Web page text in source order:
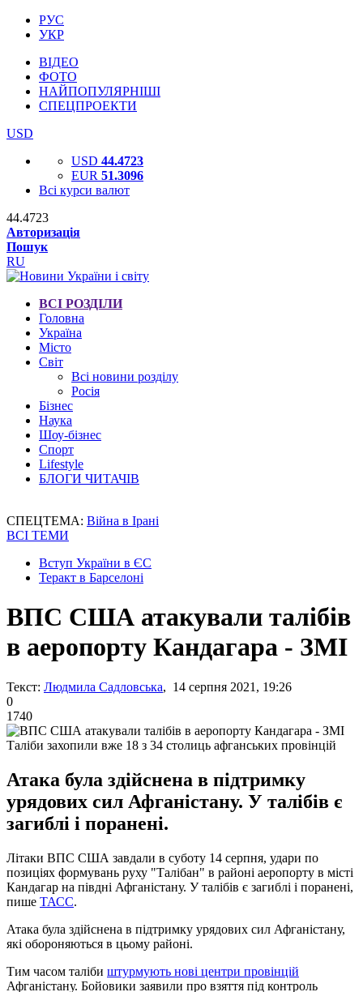
РУС
УКР
ВІДЕО
ФОТО
НАЙПОПУЛЯРНІШІ
СПЕЦПРОЕКТИ
USD
USD 44.4723
EUR 51.3096
Всі курси валют
44.4723
Авторизація
Пошук
RU
ВСІ РОЗДІЛИ
Головна
Україна
Місто
Світ
Всі новини розділу
Росія
Бізнес
Наука
Шоу-бізнес
Спорт
Lifestyle
БЛОГИ ЧИТАЧІВ
СПЕЦТЕМА: Війна в Ірані
ВСІ ТЕМИ
Вступ України в ЄС
Теракт в Барселоні
ВПС США атакували талібів
в аеропорту Кандагара - ЗМІ
Текст: Людмила Садловська, 14 серпня 2021, 19:26
0
1740
Таліби захопили вже 18 з 34 столиць афганських провінцій
Атака була здійснена в підтримку
урядових сил Афганістану. У талібів є
загиблі і поранені.
Літаки ВПС США завдали в суботу 14 серпня, удари по
позиціях формувань руху "Талібан" в районі аеропорту в місті
Кандагар на півдні Афганістану. У талібів є загиблі і поранені,
пише ТАСС.
Атака була здійснена в підтримку урядових сил Афганістану,
які обороняються в цьому районі.
Тим часом таліби штурмують нові центри провінцій
Афганістану. Бойовики заявили про взяття під контроль